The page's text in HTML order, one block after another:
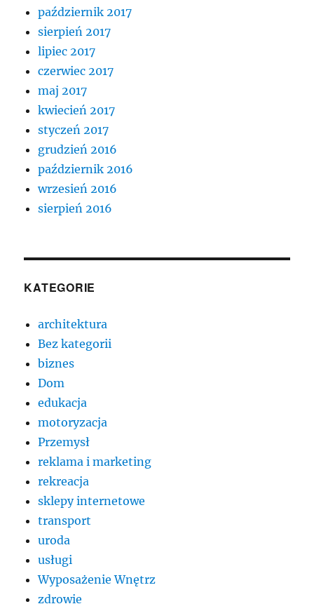
październik 2017
sierpień 2017
lipiec 2017
czerwiec 2017
maj 2017
kwiecień 2017
styczeń 2017
grudzień 2016
październik 2016
wrzesień 2016
sierpień 2016
KATEGORIE
architektura
Bez kategorii
biznes
Dom
edukacja
motoryzacja
Przemysł
reklama i marketing
rekreacja
sklepy internetowe
transport
uroda
usługi
Wyposażenie Wnętrz
zdrowie